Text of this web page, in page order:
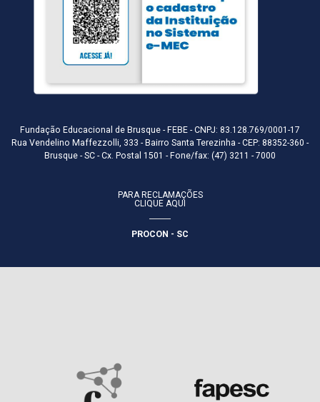
Fundação Educacional de Brusque - FEBE - CNPJ: 83.128.769/0001-17
Rua Vendelino Maffezzolli, 333 - Bairro Santa Terezinha - CEP: 88352-360 -
Brusque - SC - Cx. Postal 1501 - Fone/fax: (47) 3211 - 7000
PARA RECLAMAÇÕES
CLIQUE AQUI
PROCON - SC